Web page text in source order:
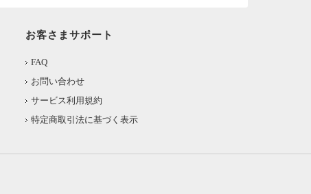
お客さまサポート
FAQ
お問い合わせ
サービス利用規約
特定商取引法に基づく表示